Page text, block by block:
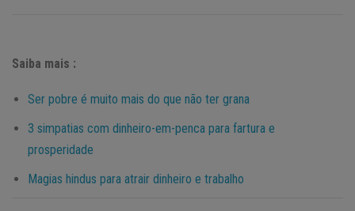
Saiba mais :
Ser pobre é muito mais do que não ter grana
3 simpatias com dinheiro-em-penca para fartura e
prosperidade
Magias hindus para atrair dinheiro e trabalho